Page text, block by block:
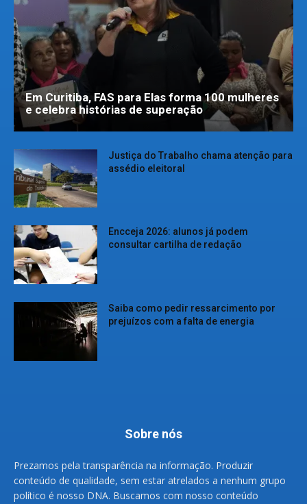
Em Curitiba, FAS para Elas forma 100 mulheres
e celebra histórias de superação
Justiça do Trabalho chama atenção para
assédio eleitoral
Encceja 2026: alunos já podem
consultar cartilha de redação
Saiba como pedir ressarcimento por
prejuízos com a falta de energia
Sobre nós
Prezamos pela transparência na informação. Produzir
conteúdo de qualidade, sem estar atrelados a nenhum grupo
político é nosso DNA. Buscamos com nosso conteúdo